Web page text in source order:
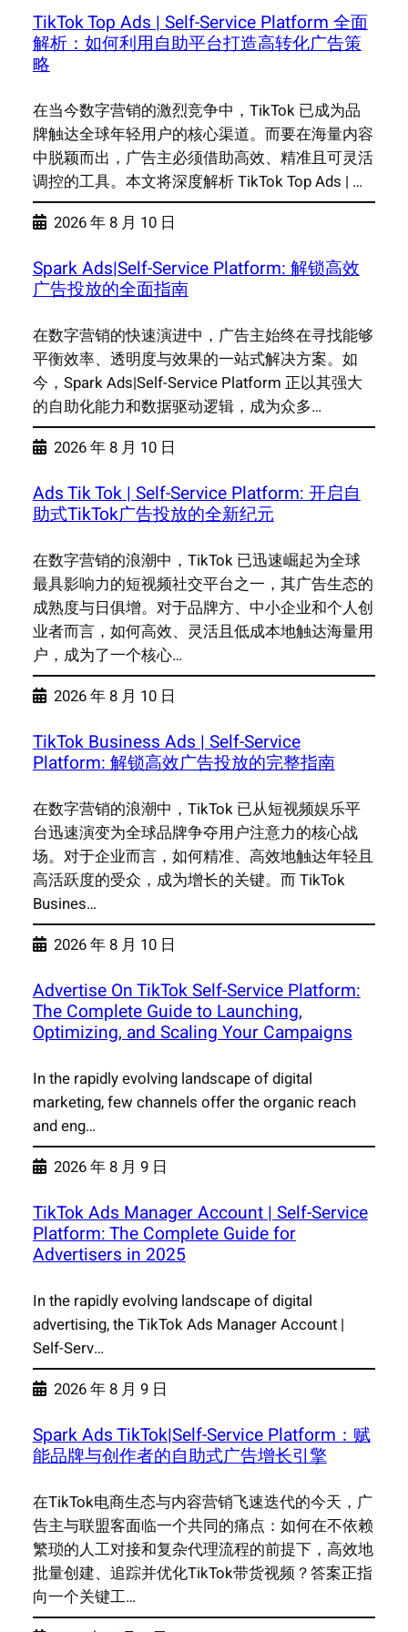
TikTok Top Ads | Self-Service Platform 全面
解析：如何利用自助平台打造高转化广告策
略
在当今数字营销的激烈竞争中，TikTok 已成为品
牌触达全球年轻用户的核心渠道。而要在海量内容
中脱颖而出，广告主必须借助高效、精准且可灵活
调控的工具。本文将深度解析 TikTok Top Ads | …
2026 年 8 月 10 日
Spark Ads|Self-Service Platform: 解锁高效
广告投放的全面指南
在数字营销的快速演进中，广告主始终在寻找能够
平衡效率、透明度与效果的一站式解决方案。如
今，Spark Ads|Self-Service Platform 正以其强大
的自助化能力和数据驱动逻辑，成为众多…
2026 年 8 月 10 日
Ads Tik Tok | Self-Service Platform: 开启自
助式TikTok广告投放的全新纪元
在数字营销的浪潮中，TikTok 已迅速崛起为全球
最具影响力的短视频社交平台之一，其广告生态的
成熟度与日俱增。对于品牌方、中小企业和个人创
业者而言，如何高效、灵活且低成本地触达海量用
户，成为了一个核心…
2026 年 8 月 10 日
TikTok Business Ads | Self-Service
Platform: 解锁高效广告投放的完整指南
在数字营销的浪潮中，TikTok 已从短视频娱乐平
台迅速演变为全球品牌争夺用户注意力的核心战
场。对于企业而言，如何精准、高效地触达年轻且
高活跃度的受众，成为增长的关键。而 TikTok
Busines…
2026 年 8 月 10 日
Advertise On TikTok Self-Service Platform:
The Complete Guide to Launching,
Optimizing, and Scaling Your Campaigns
In the rapidly evolving landscape of digital
marketing, few channels offer the organic reach
and eng…
2026 年 8 月 9 日
TikTok Ads Manager Account | Self-Service
Platform: The Complete Guide for
Advertisers in 2025
In the rapidly evolving landscape of digital
advertising, the TikTok Ads Manager Account |
Self-Serv…
2026 年 8 月 9 日
Spark Ads TikTok|Self-Service Platform：赋
能品牌与创作者的自助式广告增长引擎
在TikTok电商生态与内容营销飞速迭代的今天，广
告主与联盟客面临一个共同的痛点：如何在不依赖
繁琐的人工对接和复杂代理流程的前提下，高效地
批量创建、追踪并优化TikTok带货视频？答案正指
向一个关键工…